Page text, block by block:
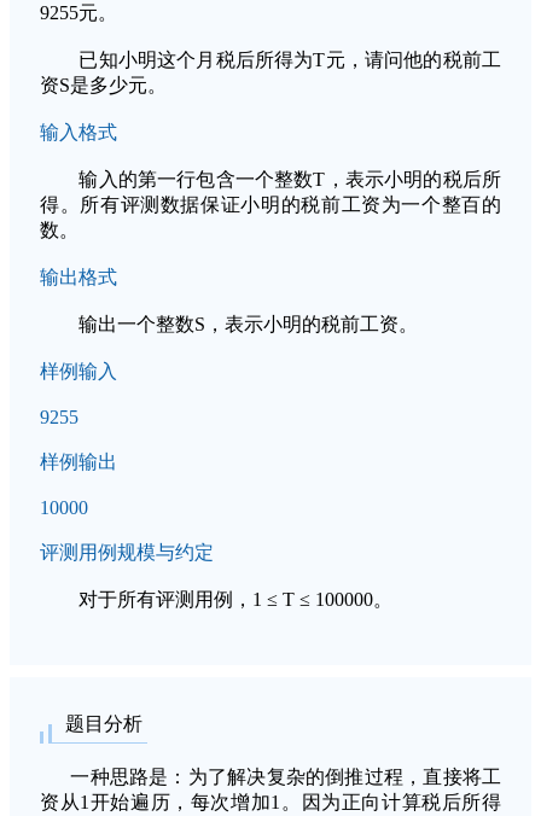
9255元。
已知小明这个月税后所得为T元，请问他的税前工
资S是多少元。
输入格式
输入的第一行包含一个整数T，表示小明的税后所
得。所有评测数据保证小明的税前工资为一个整百的
数。
输出格式
输出一个整数S，表示小明的税前工资。
样例输入
9255
样例输出
10000
评测用例规模与约定
对于所有评测用例，1 ≤ T ≤ 100000。
题目分析
一种思路是：为了解决复杂的倒推过程，直接将工
资从1开始遍历，每次增加1。因为正向计算税后所得